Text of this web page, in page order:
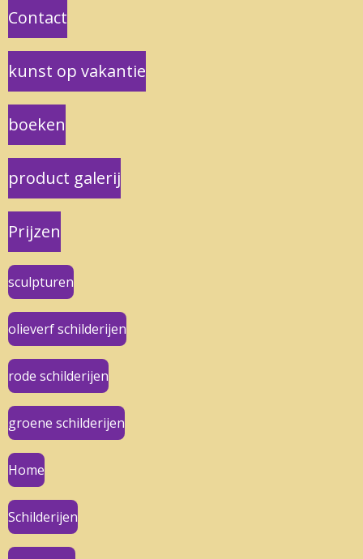
Contact
kunst op vakantie
boeken
product galerij
Prijzen
sculpturen
olieverf schilderijen
rode schilderijen
groene schilderijen
Home
Schilderijen